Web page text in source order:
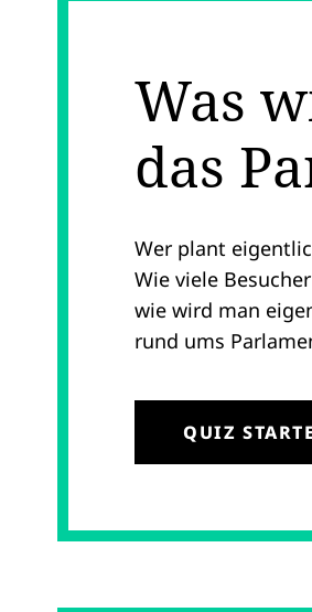
Was
das
Wer plant
Wie viele
wie wird man
rund ums
QUIZ